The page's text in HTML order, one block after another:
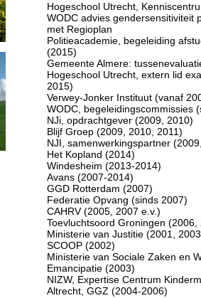
Hogeschool Utrecht,
WODC advies gendersensitiviteit
met Regioplan
Politieacademie, begeleiding
(2015)
Gemeente Almere:
Hogeschool Utrecht, extern lid
2015)
Verwey-Jonker Instituut (vanaf
WODC, begeleidingscommissies
NJi, opdrachtgever (2009, 2010)
Blijf Groep (2009, 2010, 2011)
NJI, samenwerkingspartner
Het Kopland (2014)
Windesheim (2013-2014)
Avans (2007-2014)
GGD Rotterdam (2007)
Federatie Opvang (sinds 2007)
CAHRV (2005, 2007 e.v.)
Toevluchtsoord Groningen
Ministerie van Justitie (2001,
SCOOP (2002)
Ministerie van Sociale Zaken en
Emancipatie (2003)
NIZW, Expertise Centrum
Altrecht, GGZ (2004-2006)